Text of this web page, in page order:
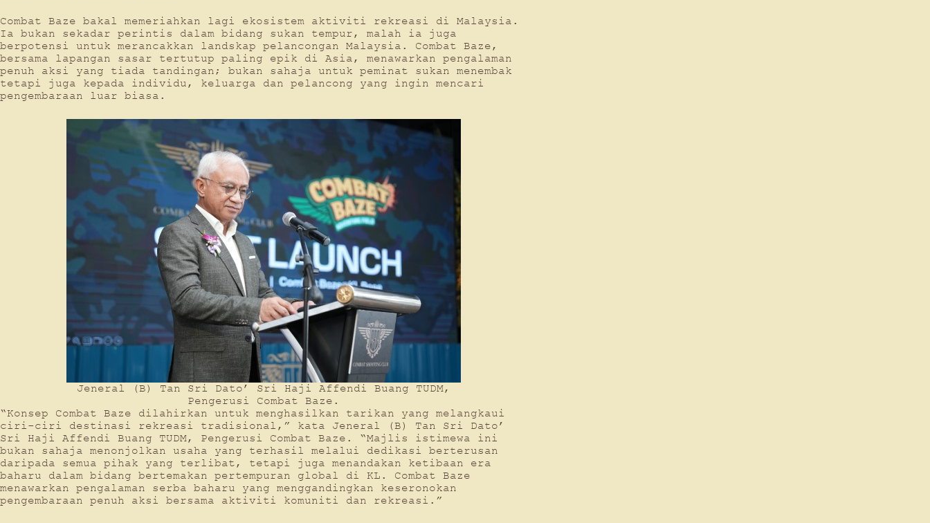
Combat Baze bakal memeriahkan lagi ekosistem aktiviti rekreasi di Malaysia.
Ia bukan sekadar perintis dalam bidang sukan tempur, malah ia juga
berpotensi untuk merancakkan landskap pelancongan Malaysia. Combat Baze,
bersama lapangan sasar tertutup paling epik di Asia, menawarkan pengalaman
penuh aksi yang tiada tandingan; bukan sahaja untuk peminat sukan menembak
tetapi juga kepada individu, keluarga dan pelancong yang ingin mencari
pengembaraan luar biasa.
Jeneral (B) Tan Sri Dato’ Sri Haji Affendi Buang TUDM,
Pengerusi Combat Baze.
“Konsep Combat Baze dilahirkan untuk menghasilkan tarikan yang melangkaui
ciri-ciri destinasi rekreasi tradisional,” kata Jeneral (B) Tan Sri Dato’
Sri Haji Affendi Buang TUDM, Pengerusi Combat Baze. “Majlis istimewa ini
bukan sahaja menonjolkan usaha yang terhasil melalui dedikasi berterusan
daripada semua pihak yang terlibat, tetapi juga menandakan ketibaan era
baharu dalam bidang bertemakan pertempuran global di KL. Combat Baze
menawarkan pengalaman serba baharu yang menggandingkan keseronokan
pengembaraan penuh aksi bersama aktiviti komuniti dan rekreasi.”